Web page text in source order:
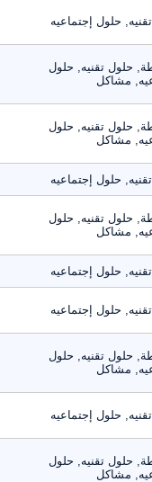
حلول إجتماعيه
حلول تقنيه, حلول
مشاكل
حلول تقنيه, حلول
مشاكل
حلول إجتماعيه
حلول تقنيه, حلول
مشاكل
حلول إجتماعيه
حلول إجتماعيه
حلول تقنيه, حلول
مشاكل
حلول إجتماعيه
حلول تقنيه, حلول
مشاكل